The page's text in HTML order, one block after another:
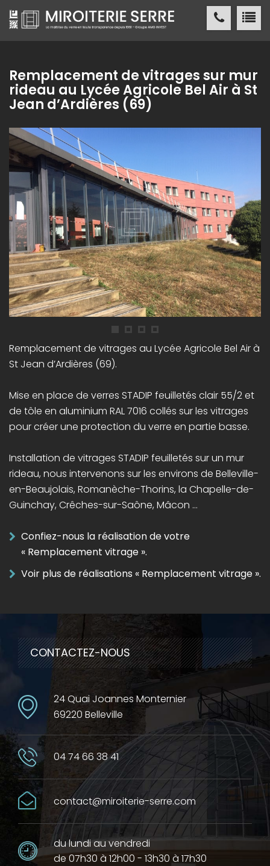
Miroiterie SERRE Création métallique
MIROITERIE SERRE
PRODUITS
NOSRÉALISATIONS
ACTUALITÉS/ PRESSE
CONTACT
Remplacement de vitrages sur mur
rideau au Lycée Agricole Bel Air à St
Jean d’Ardières (69)
Remplacement de vitrages au Lycée Agricole Bel Air à
St Jean d’Ardières (69).
Mise en place de verres STADIP feuilletés clair 55/2 et
de tôle en aluminium RAL 7016 collés sur les vitrages
pour créer une protection du verre en partie basse.
Installation de vitrages STADIP feuilletés sur un mur
rideau, nous intervenons sur les environs de Belleville-
en-Beaujolais, Romanèche-Thorins, la Chapelle-de-
Guinchay, Crêches-sur-Saône, Mâcon …
Confiez-nous la réalisation de votre
« Remplacement vitrage ».
Voir plus de réalisations « Remplacement vitrage ».
CONTACTEZ-NOUS
24 Quai Joannes Monternier
69220 Belleville
04 74 66 38 41
contact@miroiterie-serre.com
du lundi au vendredi
de 07h30 à 12h00 - 13h30 à 17h30